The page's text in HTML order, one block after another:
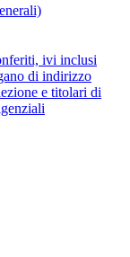
ivi inclusi
di indirizzo
e titolari di